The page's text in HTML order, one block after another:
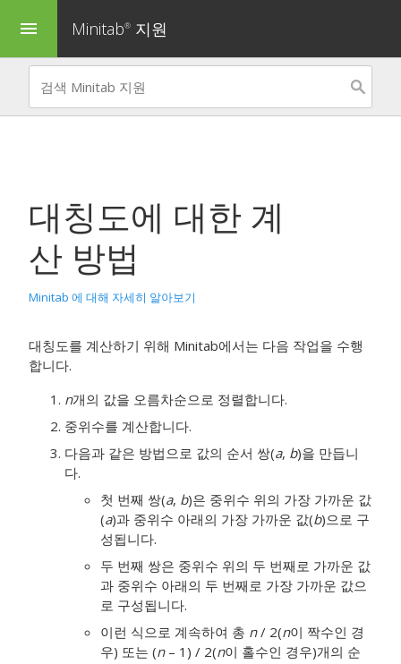
menu Minitab® 지원
대칭도에 대한 계
산 방법
Minitab 에 대해 자세히 알아보기
대칭도를 계산하기 위해 Minitab에서는 다음 작업을 수행
합니다.
n개의 값을 오름차순으로 정렬합니다.
중위수를 계산합니다.
다음과 같은 방법으로 값의 순서 쌍(a, b)을 만듭니
다.
첫 번째 쌍(a, b)은 중위수 위의 가장 가까운 값
(a)과 중위수 아래의 가장 가까운 값(b)으로 구
성됩니다.
두 번째 쌍은 중위수 위의 두 번째로 가까운 값
과 중위수 아래의 두 번째로 가장 가까운 값으
로 구성됩니다.
이런 식으로 계속하여 총 n/ 2(n이 짝수인 경
우) 또는 (n– 1) / 2(n이 홀수인 경우)개의 순